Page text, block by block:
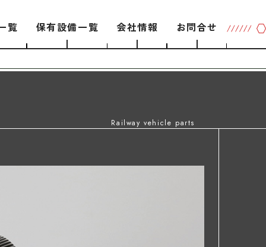
覧 保有設備一覧 会社情報 お問合せ
Railway vehicle parts